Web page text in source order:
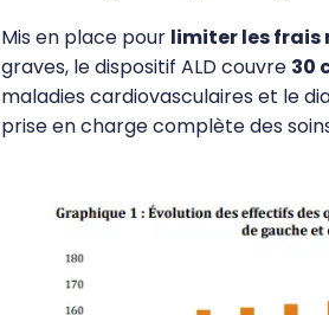
Mis en place pour limiter les frais
graves, le dispositif ALD couvre 30
maladies cardiovasculaires et le
prise en charge complète des